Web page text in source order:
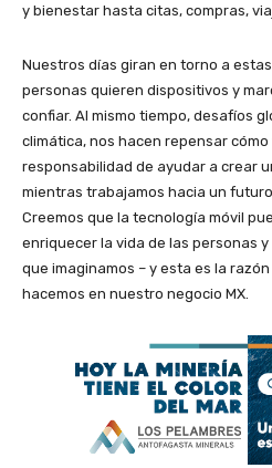
y bienestar hasta citas, compras,
Nuestros días giran en torno a
personas quieren dispositivos y
confiar. Al mismo tiempo, desafíos
climática, nos hacen repensar cómo
responsabilidad de ayudar a crear
mientras trabajamos hacia un
Creemos que la tecnología móvil
enriquecer la vida de las personas
que imaginamos – y esta es la
hacemos en nuestro negocio MX.